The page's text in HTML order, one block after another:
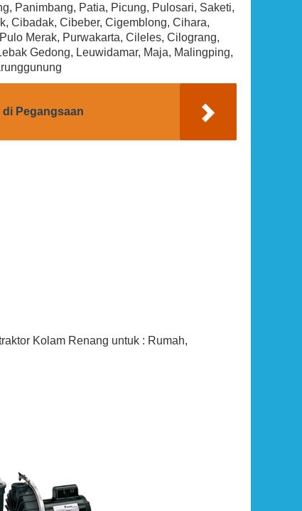
Panimbang, Patia, Picung, Pulosari, Saketi,
Cibadak, Cibeber, Cigemblong, Cihara,
Merak, Purwakarta, Cileles, Cilograng,
Gedong, Leuwidamar, Maja, Malingping,
Pegangsaan
Kolam Renang untuk : Rumah,
HP
BEST SELLER
Hayward SP0714T VariFlo Top-Mount